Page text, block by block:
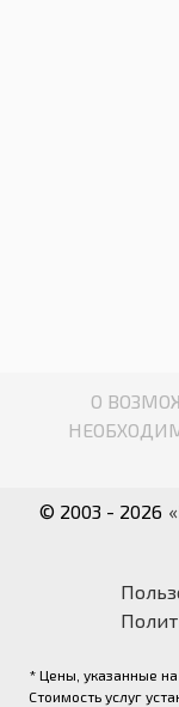
О
© 2003 - 2026
* Цены, указанные
Стоимость услуг